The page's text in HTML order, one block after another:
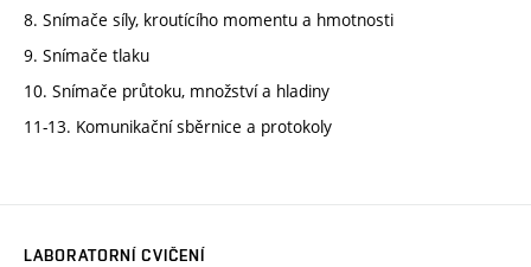
8. Snímače síly, kroutícího momentu a hmotnosti
9. Snímače tlaku
10. Snímače průtoku, množství a hladiny
11-13. Komunikační sběrnice a protokoly
LABORATORNÍ CVIČENÍ